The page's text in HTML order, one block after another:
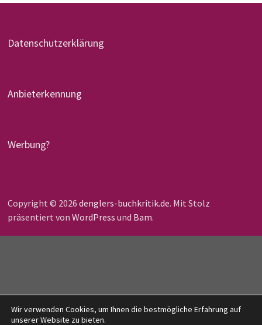
Datenschutzerklärung
Anbieterkennung
Werbung?
Copyright © 2026 denglers-buchkritik.de. Mit Stolz
präsentiert von WordPress und Bam.
Wir verwenden Cookies, um Ihnen die bestmögliche Erfahrung auf
unserer Website zu bieten.